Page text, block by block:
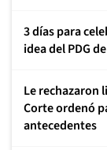
3 días para
idea del PDG
Le rechazaron
Corte ordenó
antecedentes